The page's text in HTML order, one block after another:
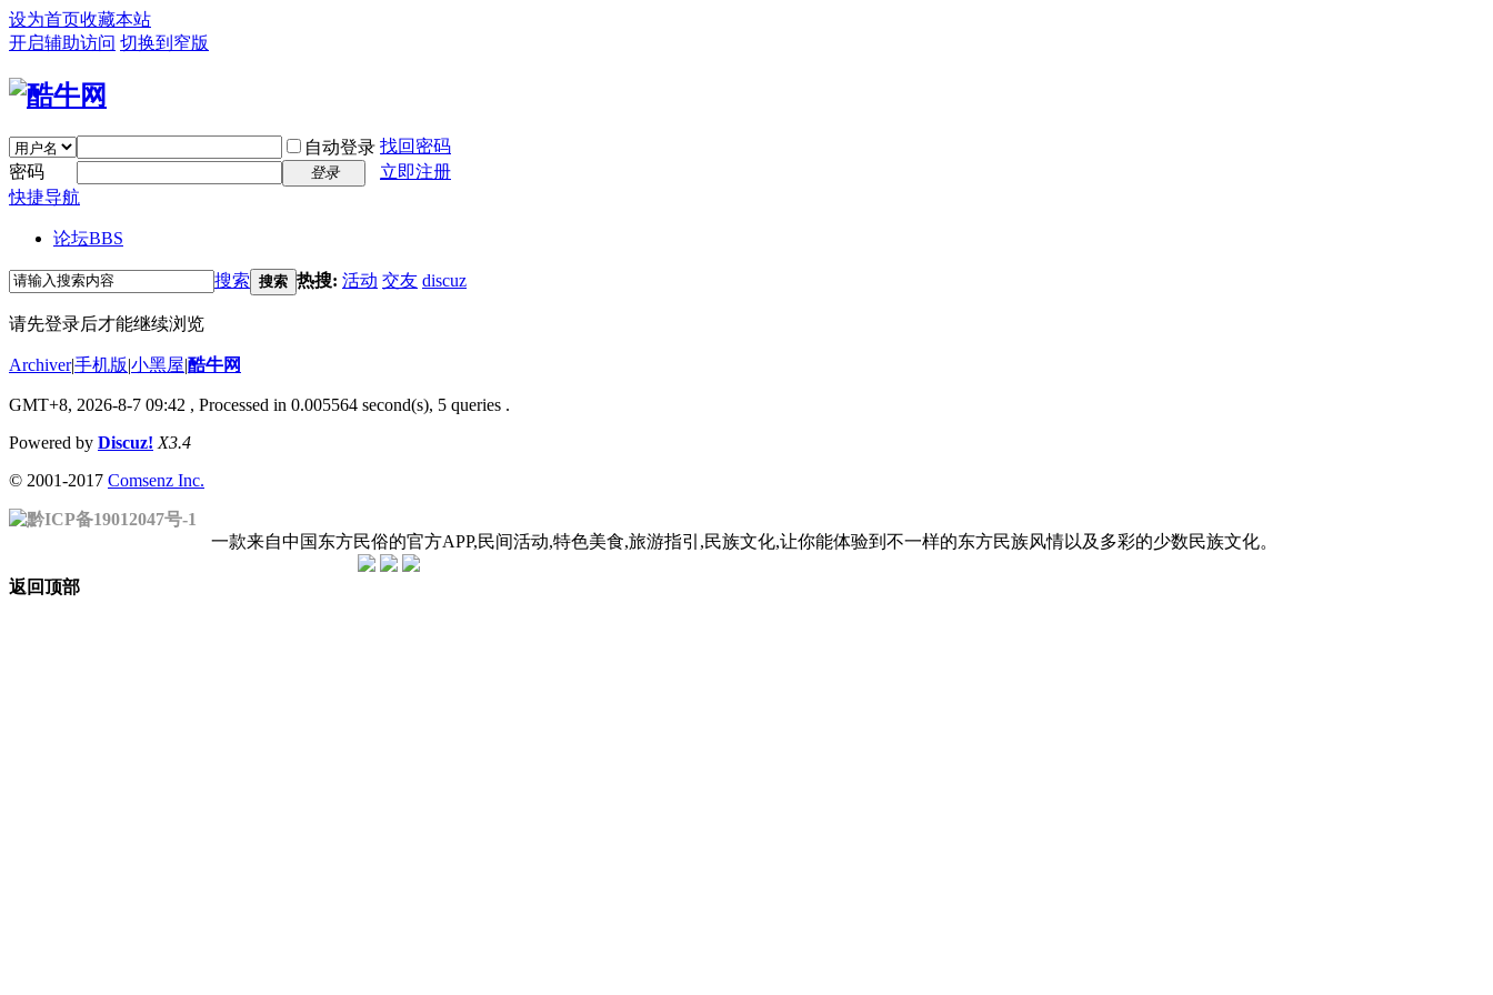
设为首页收藏本站
开启辅助访问 切换到窄版
自动登录 找回密码
密码
登录
立即注册
快捷导航
论坛BBS
搜索 搜索 热搜: 活动 交友 discuz
请先登录后才能继续浏览
Archiver|手机版|小黑屋|酷牛网
GMT+8, 2026-8-7 09:42 , Processed in 0.005564 second(s), 5 queries .
Powered by Discuz! X3.4
© 2001-2017 Comsenz Inc.
黔ICP备19012047号-1
一款来自中国东方民俗的官方APP,民间活动,特色美食,旅游指引,民族文化,让你能体验到不一样的东方民族风情以及多彩的少数民族文化。
返回顶部